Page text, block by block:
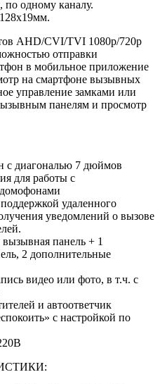
по одному каналу.
AHD/CVI/TVI 1080р/720p
отправки
в мобильное приложение
на смартфоне вызывных
управление замками или
панелям и просмотр
с диагональю 7 дюймов
для работы с
удаленного
уведомлений о вызове
панель + 1
2 дополнительные
видео или фото, в т.ч. с
и автоответчик
с настройкой по